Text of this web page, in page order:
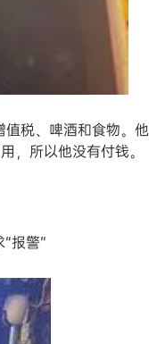
税、啤酒和食物。他
，所以他没有付钱。
报警”